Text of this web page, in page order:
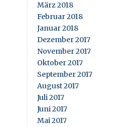
März 2018
Februar 2018
Januar 2018
Dezember 2017
November 2017
Oktober 2017
September 2017
August 2017
Juli 2017
Juni 2017
Mai 2017